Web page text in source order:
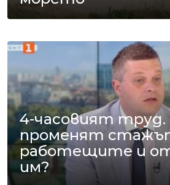
4-часовият труд.
променят
работещите и
им?